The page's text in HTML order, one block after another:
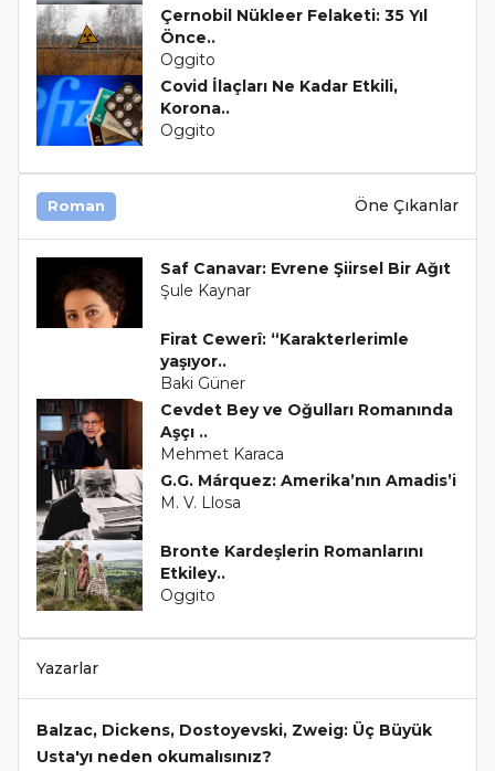
Çernobil Nükleer Felaketi: 35 Yıl
Önce..
Oggito
Covid İlaçları Ne Kadar Etkili,
Korona..
Oggito
Roman Öne Çıkanlar
Saf Canavar: Evrene Şiirsel Bir Ağıt
Şule Kaynar
Firat Cewerî: “Karakterlerimle
yaşıyor..
Baki Güner
Cevdet Bey ve Oğulları Romanında
Aşçı ..
Mehmet Karaca
G.G. Márquez: Amerika’nın Amadis’i
M. V. Llosa
Bronte Kardeşlerin Romanlarını
Etkiley..
Oggito
Yazarlar
Balzac, Dickens, Dostoyevski, Zweig: Üç Büyük
Usta'yı neden okumalısınız?